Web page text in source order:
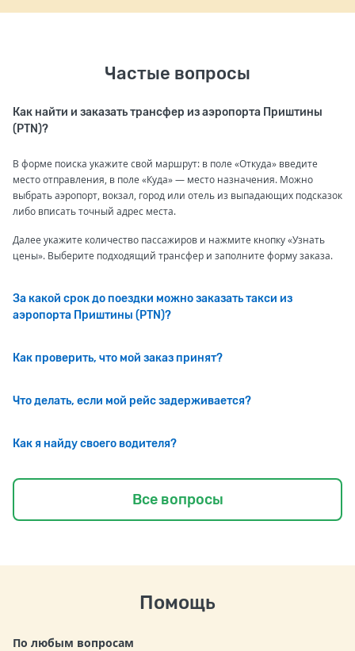
Частые вопросы
Как найти и заказать трансфер из аэропорта Приштины
(PTN)?
В форме поиска укажите свой маршрут: в поле «Откуда» введите
место отправления, в поле «Куда» — место назначения. Можно
выбрать аэропорт, вокзал, город или отель из выпадающих подсказок
либо вписать точный адрес места.
Далее укажите количество пассажиров и нажмите кнопку «Узнать
цены». Выберите подходящий трансфер и заполните форму заказа.
За какой срок до поездки можно заказать такси из
аэропорта Приштины (PTN)?
Как проверить, что мой заказ принят?
Что делать, если мой рейс задерживается?
Как я найду своего водителя?
Все вопросы
Помощь
По любым вопросам